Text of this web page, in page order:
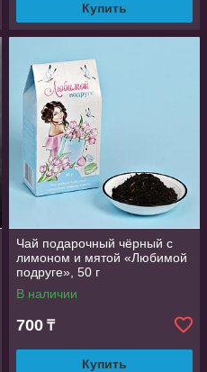
Купить
Чай подарочный чёрный с
лимоном и мятой «Любимой
подруге», 50 г
В наличии
700 ₸
Купить